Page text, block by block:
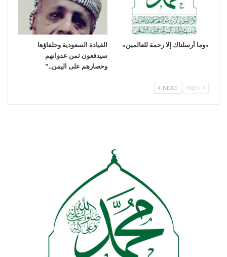
«وما أرسلناك إلا رحمة للعالمين»
القيادة السعودية وحلفاؤها
سيدفعون ثمن عدوانهم
وحصارهم على اليمن..”
NEXT